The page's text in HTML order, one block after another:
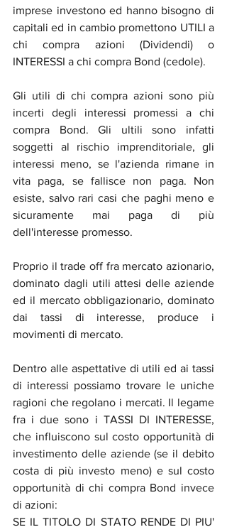
imprese investono ed hanno bisogno di
capitali ed in cambio promettono UTILI a
chi compra azioni (Dividendi) o
INTERESSI a chi compra Bond (cedole).
Gli utili di chi compra azioni sono più
incerti degli interessi promessi a chi
compra Bond. Gli ultili sono infatti
soggetti al rischio imprenditoriale, gli
interessi meno, se l'azienda rimane in
vita paga, se fallisce non paga. Non
esiste, salvo rari casi che paghi meno e
sicuramente mai paga di più
dell'interesse promesso.
Proprio il trade off fra mercato azionario,
dominato dagli utili attesi delle aziende
ed il mercato obbligazionario, dominato
dai tassi di interesse, produce i
movimenti di mercato.
Dentro alle aspettative di utili ed ai tassi
di interessi possiamo trovare le uniche
ragioni che regolano i mercati. Il legame
fra i due sono i TASSI DI INTERESSE,
che influiscono sul costo opportunità di
investimento delle aziende (se il debito
costa di più investo meno) e sul costo
opportunità di chi compra Bond invece
di azioni:
SE IL TITOLO DI STATO RENDE DI PIU'